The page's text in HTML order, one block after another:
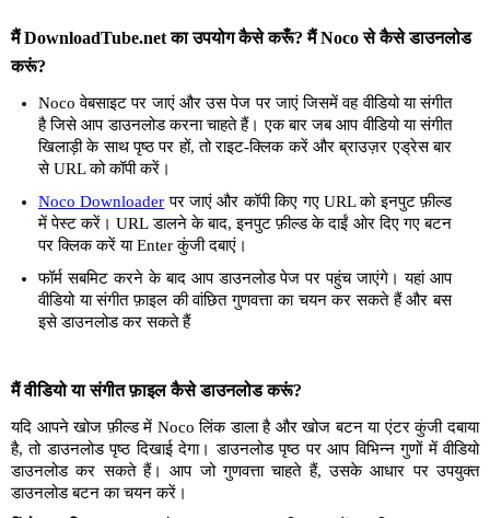
मैं DownloadTube.net का उपयोग कैसे करूँ? मैं Noco से कैसे डाउनलोड
करूं?
Noco वेबसाइट पर जाएं और उस पेज पर जाएं जिसमें वह वीडियो या संगीत
है जिसे आप डाउनलोड करना चाहते हैं। एक बार जब आप वीडियो या संगीत
खिलाड़ी के साथ पृष्ठ पर हों, तो राइट-क्लिक करें और ब्राउज़र एड्रेस बार
से URL को कॉपी करें।
Noco Downloader पर जाएं और कॉपी किए गए URL को इनपुट फ़ील्ड
में पेस्ट करें। URL डालने के बाद, इनपुट फ़ील्ड के दाईं ओर दिए गए बटन
पर क्लिक करें या Enter कुंजी दबाएं।
फॉर्म सबमिट करने के बाद आप डाउनलोड पेज पर पहुंच जाएंगे। यहां आप
वीडियो या संगीत फ़ाइल की वांछित गुणवत्ता का चयन कर सकते हैं और बस
इसे डाउनलोड कर सकते हैं
मैं वीडियो या संगीत फ़ाइल कैसे डाउनलोड करूं?
यदि आपने खोज फ़ील्ड में Noco लिंक डाला है और खोज बटन या एंटर कुंजी दबाया
है, तो डाउनलोड पृष्ठ दिखाई देगा। डाउनलोड पृष्ठ पर आप विभिन्न गुणों में वीडियो
डाउनलोड कर सकते हैं। आप जो गुणवत्ता चाहते हैं, उसके आधार पर उपयुक्त
डाउनलोड बटन का चयन करें।